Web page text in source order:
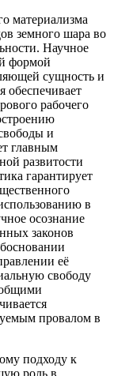
материализма
земного шара во
Научное
формой
сущность и
обеспечивает
рабочего
и
главным
развитости
гарантирует
в
осознание
законов
её
свободу
провалом в
подходу к
роль в